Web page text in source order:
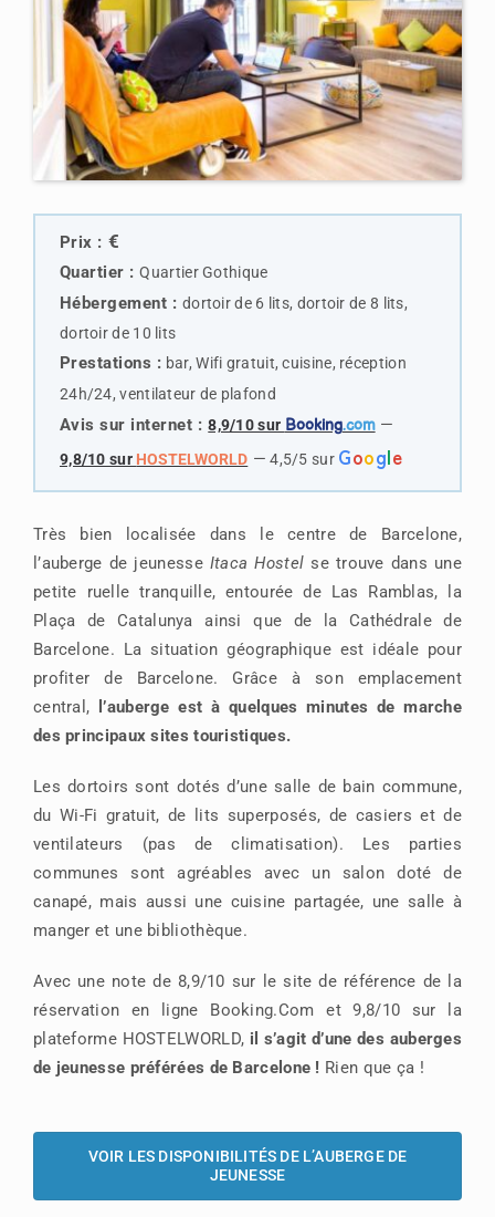
Prix : €
Quartier : Quartier Gothique
Hébergement : dortoir de 6 lits, dortoir de 8 lits,
dortoir de 10 lits
Prestations : bar, Wifi gratuit, cuisine, réception
24h/24, ventilateur de plafond
Avis sur internet : 8,9/10 sur Booking.com—
9,8/10 sur HOSTELWORLD — 4,5/5 sur Google
Très bien localisée dans le centre de Barcelone,
l’auberge de jeunesse Itaca Hostel se trouve dans une
petite ruelle tranquille, entourée de Las Ramblas, la
Plaça de Catalunya ainsi que de la Cathédrale de
Barcelone. La situation géographique est idéale pour
profiter de Barcelone. Grâce à son emplacement
central,
l’auberge est à quelques minutes de marche
des principaux sites touristiques.
Les dortoirs sont dotés d’une salle de bain commune,
du Wi-Fi gratuit, de lits superposés, de casiers et de
ventilateurs (pas de climatisation). Les parties
communes sont agréables avec un salon doté de
canapé, mais aussi une cuisine partagée, une salle à
manger et une bibliothèque.
Avec une note de 8,9/10 sur le site de référence de la
réservation en ligne Booking.Com et 9,8/10 sur la
plateforme HOSTELWORLD, il s’agit d’une des auberges
de jeunesse préférées de Barcelone ! Rien que ça !
VOIR LES DISPONIBILITÉS DE L’AUBERGE DE
JEUNESSE